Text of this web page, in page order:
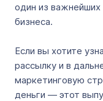
один из важнейших
бизнеса.
Если вы хотите
рассылку и в
маркетинговую
деньги — этот